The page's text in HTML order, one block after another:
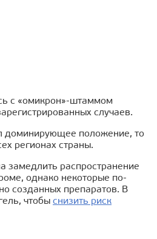
с «омикрон»-штаммом
случаев.
доминирующее положение, то
регионах страны.
замедлить распространение
однако некоторые по-
созданных препаратов. В
чтобы снизить риск